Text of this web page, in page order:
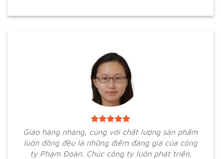
Giao hàng nhang, cùng với chất lượng sản phẩm
luôn đồng đều là những điểm đáng giá của công
ty Phạm Đoàn. Chúc công ty luôn phát triển.